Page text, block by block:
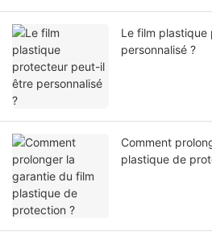
Le film
personnalisé ?
Comment
plastique de